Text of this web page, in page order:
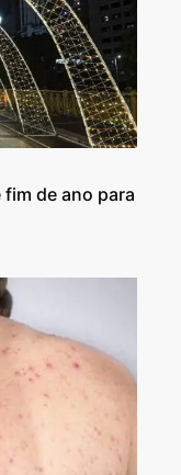
de ano para